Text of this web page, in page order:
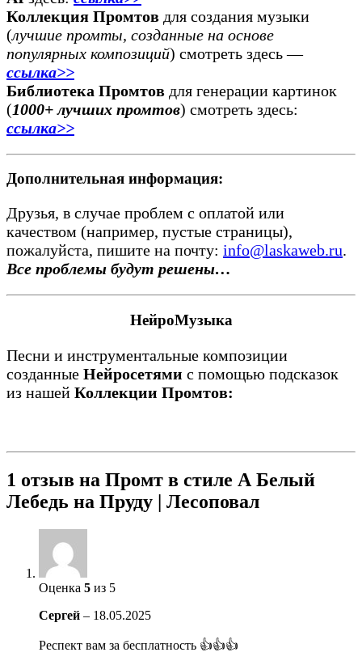
Коллекция Промтов для создания музыки
(лучшие промты, созданные на основе
популярных композиций) смотреть здесь —
ссылка>>
Библиотека Промтов для генерации картинок
(1000+ лучших промтов) смотреть здесь:
ссылка>>
Дополнительная информация:
Друзья, в случае проблем с оплатой или
качеством (например, пустые страницы),
пожалуйста, пишите на почту: info@laskaweb.ru.
Все проблемы будут решены…
НейроМузыка
Песни и инструментальные композиции
созданные Нейросетями с помощью подсказок
из нашей Коллекции Промтов:
1 отзыв на Промт в стиле А Белый
Лебедь на Пруду | Лесоповал
Оценка 5 из 5
Сергей – 18.05.2025
Респект вам за бесплатность 👍👍👍